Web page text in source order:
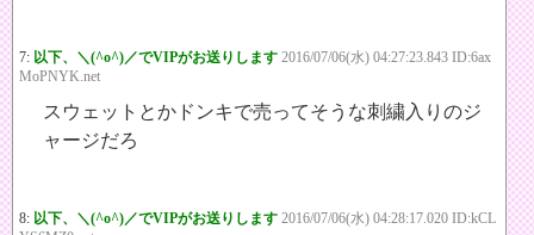
7: 以下、＼(^o^)／でVIPがお送りします 2016/07/06(水) 04:27:23.843 ID:6ax
MoPNYK.net
スウェットとかドンキで売ってそうな刺繍入りのジ
ャージだろ
8: 以下、＼(^o^)／でVIPがお送りします 2016/07/06(水) 04:28:17.020 ID:kCL